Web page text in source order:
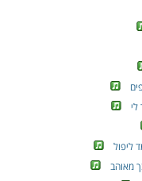
ליפול
מאוהב